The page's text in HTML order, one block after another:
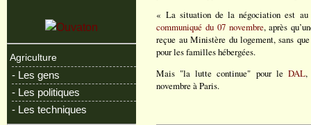
Agriculture
- Les gens
- Les politiques
- Les techniques
« La situation de la négociation est
communiqué du 07 novembre, après
reçue au Ministère du logement, sans
pour les familles hébergées.
Mais "la lutte continue" pour le DAL,
novembre à Paris.